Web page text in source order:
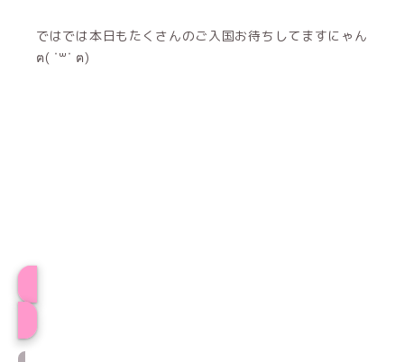
ではでは本日もたくさんのご入国お待ちしてますにゃん
ฅ( ˙꒳​˙ ฅ)